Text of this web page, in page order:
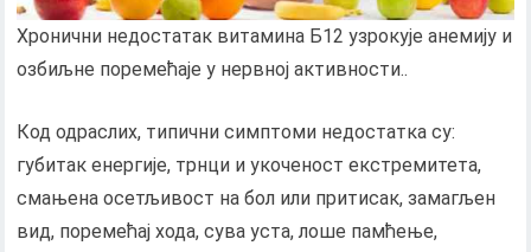
Хронични недостатак витамина Б12 узрокује анемију и
озбиљне поремећаје у нервној активности..
Код одраслих, типични симптоми недостатка су:
губитак енергије, трнци и укоченост екстремитета,
смањена осетљивост на бол или притисак, замагљен
вид, поремећај хода, сува уста, лоше памћење,